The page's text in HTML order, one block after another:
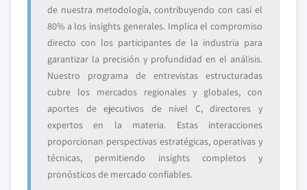
de nuestra metodología, contribuyendo con casi el
80% a los insights generales. Implica el compromiso
directo con los participantes de la industria para
garantizar la precisión y profundidad en el análisis.
Nuestro programa de entrevistas estructuradas
cubre los mercados regionales y globales, con
aportes de ejecutivos de nivel C, directores y
expertos en la materia. Estas interacciones
proporcionan perspectivas estratégicas, operativas y
técnicas, permitiendo insights completos y
pronósticos de mercado confiables.